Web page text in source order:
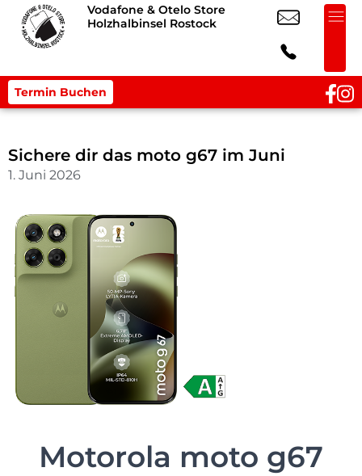
Vodafone & Otelo Store
Holzhalbinsel Rostock
Termin Buchen
Sichere dir das moto g67 im Juni
1. Juni 2026
Motorola moto g67